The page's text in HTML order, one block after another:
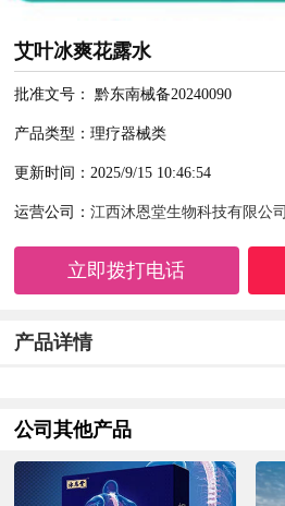
艾叶冰爽花露水
批准文号： 黔东南械备20240090
产品类型：理疗器械类
更新时间：2025/9/15 10:46:54
运营公司：江西沐恩堂生物科技有限公司
立即拨打电话
产品详情
公司其他产品